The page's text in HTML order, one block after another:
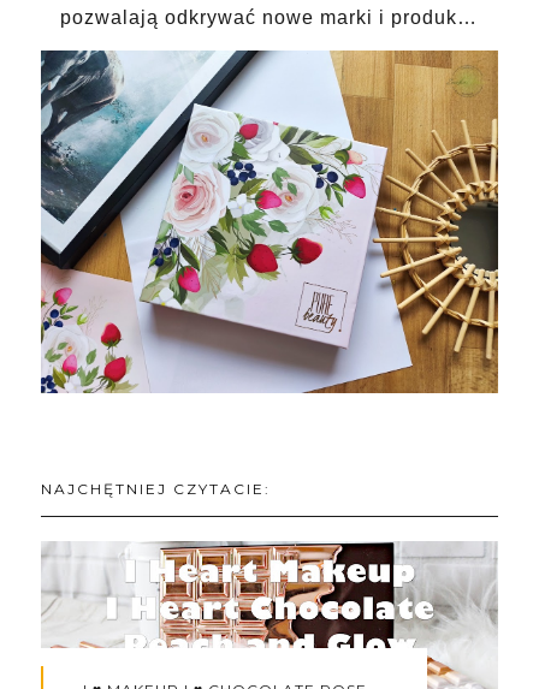
pozwalają odkrywać nowe marki i produk…
NAJCHĘTNIEJ CZYTACIE: